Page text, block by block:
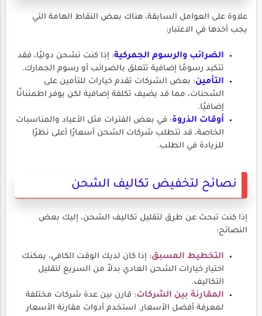
علاوة على العوامل السابقة، هناك بعض النقاط الهامة التي
يجب أخذها في الاعتبار:
الضرائب والرسوم الجمركية: إذا كنت تشحن دوليًا، فقد
تتكبد رسومًا إضافية تتعلق بالضرائب أو رسوم الجمارك.
التأمين: بعض الشركات تقدم خيارات للتأمين على
الشحنات، مما قد يضيف تكلفة إضافية لكن يوفر اطمئنانًا
إضافيًا.
أوقات الذروة: في بعض الفترات مثل الأعياد والمناسبات
الخاصة، قد تتطلب شركات الشحن أسعارًا أعلى نظرًا
للزيادة في الطلب.
نصائح لتخفيض تكاليف الشحن
إذا كنت تبحث عن طرق لتقليل تكاليف الشحن، إليك بعض
النصائح:
التخطيط المسبق: إذا كان لديك الوقت الكافي، يمكنك
اختيار خيارات الشحن العادي بدلاً من السريع لتقليل
التكاليف.
المقارنة بين الشركات: قارن بين عدة شركات مختلفة
لمعرفة أفضل الأسعار. استخدم أدوات مقارنة الأسعار